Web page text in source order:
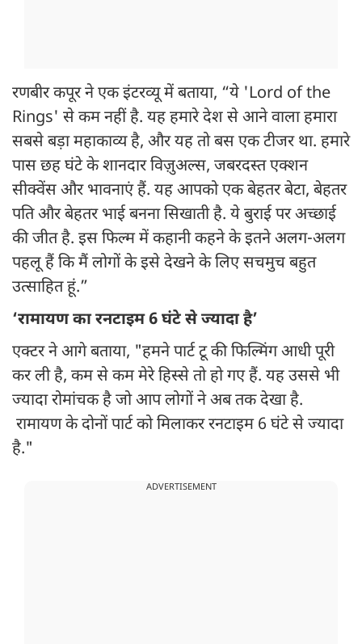
रणबीर कपूर ने एक इंटरव्यू में बताया, “ये 'Lord of the
Rings' से कम नहीं है. यह हमारे देश से आने वाला हमारा
सबसे बड़ा महाकाव्य है, और यह तो बस एक टीजर था. हमारे
पास छह घंटे के शानदार विज़ुअल्स, जबरदस्त एक्शन
सीक्वेंस और भावनाएं हैं. यह आपको एक बेहतर बेटा, बेहतर
पति और बेहतर भाई बनना सिखाती है. ये बुराई पर अच्छाई
की जीत है. इस फिल्म में कहानी कहने के इतने अलग-अलग
पहलू हैं कि मैं लोगों के इसे देखने के लिए सचमुच बहुत
उत्साहित हूं.”
‘रामायण का रनटाइम 6 घंटे से ज्यादा है’
एक्टर ने आगे बताया, "हमने पार्ट टू की फिल्मिंग आधी पूरी
कर ली है, कम से कम मेरे हिस्से तो हो गए हैं. यह उससे भी
ज्यादा रोमांचक है जो आप लोगों ने अब तक देखा है.
रामायण के दोनों पार्ट को मिलाकर रनटाइम 6 घंटे से ज्यादा
है."
ADVERTISEMENT